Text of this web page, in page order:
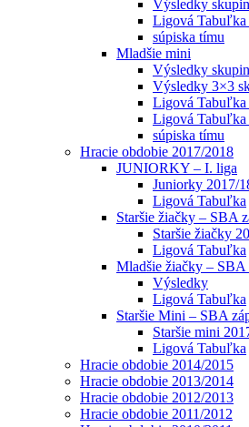
Výsledky
Ligová Tabuľka
súpiska tímu
Mladšie mini
Výsledky
Výsledky 3×3
Ligová Tabuľka
Ligová Tabuľka
súpiska tímu
Hracie obdobie 2017/2018
JUNIORKY – I. liga
Juniorky 2017/
Ligová Tabuľka
Staršie žiačky – SBA
Staršie žiačky
Ligová Tabuľka
Mladšie žiačky – SBA
Výsledky
Ligová Tabuľka
Staršie Mini – SBA
Staršie mini
Ligová Tabuľka
Hracie obdobie 2014/2015
Hracie obdobie 2013/2014
Hracie obdobie 2012/2013
Hracie obdobie 2011/2012